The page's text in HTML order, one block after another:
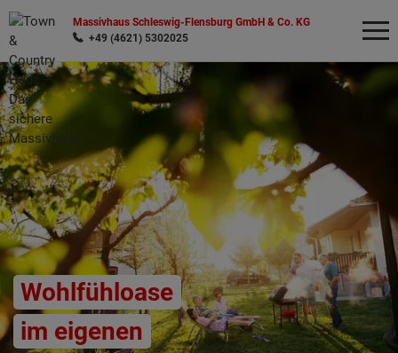
Massivhaus Schleswig-Flensburg GmbH & Co. KG
+49 (4621) 5302025
Wohlfühloase
im eigenen
Wonach möchten Sie suchen?